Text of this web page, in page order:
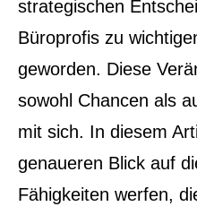
strategischen
Büroprofis zu
geworden. Diese
sowohl Chancen als
mit sich. In diesem
genaueren Blick auf
Fähigkeiten werfen,